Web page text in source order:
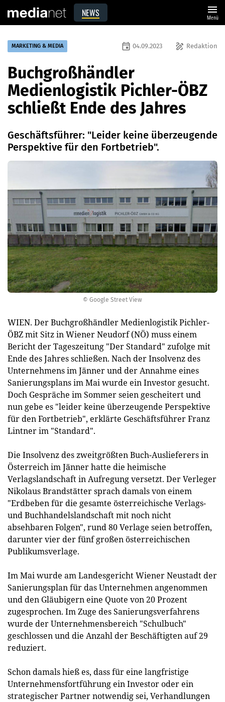
NEWS menu
Menü
© Google Street View
MARKETING & MEDIA draw Redaktion
event 04.09.2023
Buchgroßhändler
Medienlogistik Pichler-ÖBZ
schließt Ende des Jahres
Geschäftsführer: "Leider keine überzeugende
Perspektive für den Fortbetrieb".
WIEN. Der Buchgroßhändler Medienlogistik Pichler-
ÖBZ mit Sitz in Wiener Neudorf (NÖ) muss einem
Bericht der Tageszeitung "Der Standard" zufolge mit
Ende des Jahres schließen. Nach der Insolvenz des
Unternehmens im Jänner und der Annahme eines
Sanierungsplans im Mai wurde ein Investor gesucht.
Doch Gespräche im Sommer seien gescheitert und
nun gebe es "leider keine überzeugende Perspektive
für den Fortbetrieb", erklärte Geschäftsführer Franz
Lintner im "Standard".
Die Insolvenz des zweitgrößten Buch-Auslieferers in
Österreich im Jänner hatte die heimische
Verlagslandschaft in Aufregung versetzt. Der Verleger
Nikolaus Brandstätter sprach damals von einem
"Erdbeben für die gesamte österreichische Verlags-
und Buchhandelslandschaft mit noch nicht
absehbaren Folgen", rund 80 Verlage seien betroffen,
darunter vier der fünf großen österreichischen
Publikumsverlage.
Im Mai wurde am Landesgericht Wiener Neustadt der
Sanierungsplan für das Unternehmen angenommen
und den Gläubigern eine Quote von 20 Prozent
zugesprochen. Im Zuge des Sanierungsverfahrens
wurde der Unternehmensbereich "Schulbuch"
geschlossen und die Anzahl der Beschäftigten auf 29
reduziert.
Schon damals hieß es, dass für eine langfristige
Unternehmensfortführung ein Investor oder ein
strategischer Partner notwendig sei, Verhandlungen